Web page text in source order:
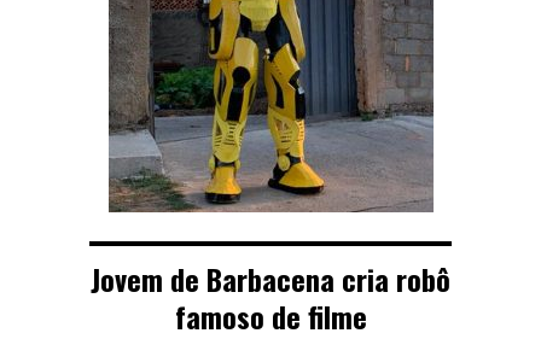
Jovem de Barbacena cria robô
famoso de filme